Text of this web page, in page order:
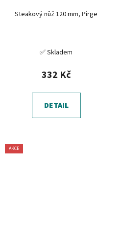
Steakový nůž 120 mm, Pirge
✅ Skladem
332 Kč
DETAIL
AKCE